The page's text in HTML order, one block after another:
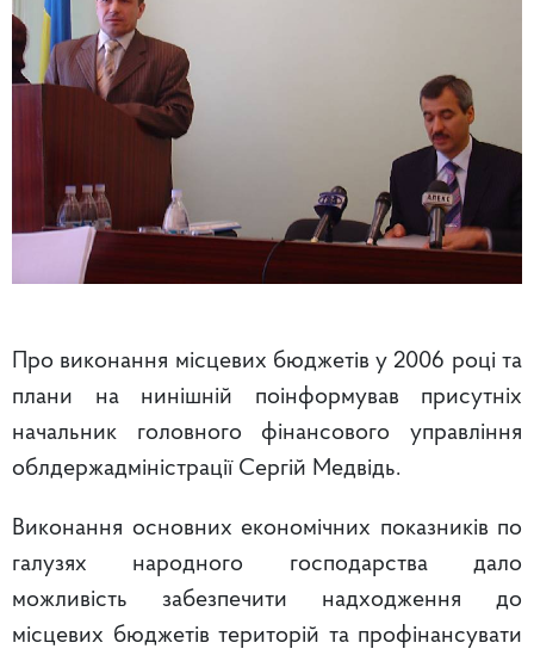
Про виконання місцевих бюджетів у 2006 році та
плани на нинішній поінформував присутніх
начальник головного фінансового управління
облдержадміністрації Сергій Медвідь.
Виконання основних економічних показників по
галузях народного господарства дало
можливість забезпечити надходження до
місцевих бюджетів територій та профінансувати